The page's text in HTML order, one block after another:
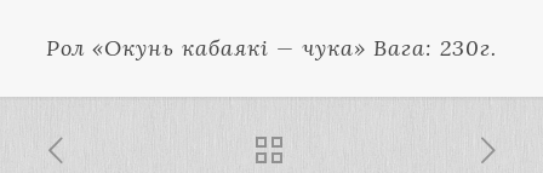
Рол «Окунь кабаякі — чука» Вага: 230г.